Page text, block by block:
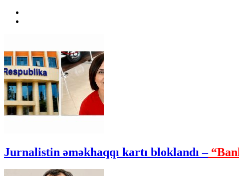
Jurnalistin əməkhaqqı kartı bloklandı –